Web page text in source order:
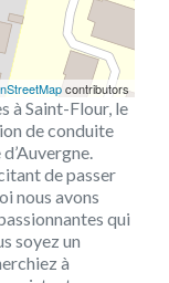
contributors
à Saint-Flour, le
de conduite
de passer
nous avons
qui
soyez un
à